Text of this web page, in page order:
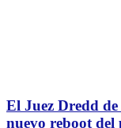
El Juez Dredd
nuevo reboot del